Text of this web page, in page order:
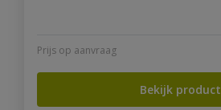
Prijs op aanvraag
Bekijk product